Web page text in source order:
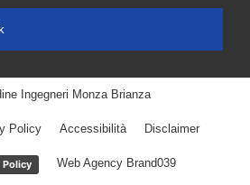
Ingegneri Monza Brianza
Policy Accessibilità Disclaimer
Policy Web Agency Brand039